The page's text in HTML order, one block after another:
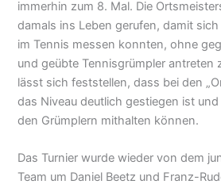
immerhin zum 8. Mal. Die
damals ins Leben gerufen, damit
im Tennis messen konnten, ohne
und geübte Tennisgrümpler antreten
lässt sich feststellen, dass bei den
das Niveau deutlich gestiegen ist
den Grümplern mithalten können.
Das Turnier wurde wieder von dem
Team um Daniel Beetz und Franz-